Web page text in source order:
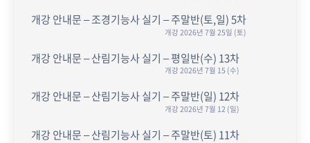
개강 안내문 – 조경기능사 실기 – 주말반(토,일) 5차
개강 2026년 7월 25일 (토)
개강 안내문 – 산림기능사 실기 – 평일반(수) 13차
개강 2026년 7월 15 (수)
개강 안내문 – 산림기능사 실기 – 주말반(일) 12차
개강 2026년 7월 12 (일)
개강 안내문 – 산림기능사 실기 – 주말반(토) 11차